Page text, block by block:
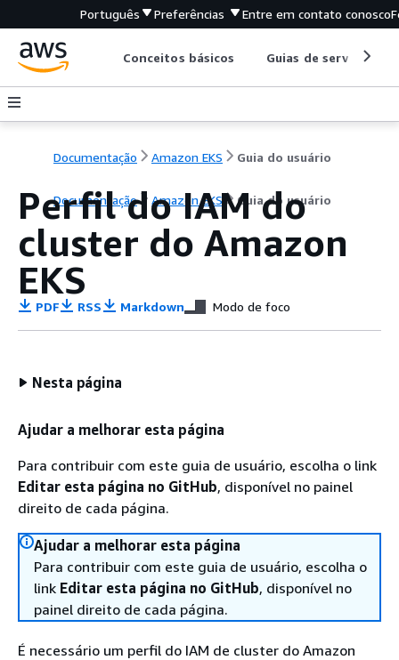
Português Preferências Entre em contato conosco
Conceitos básicos Guias de serviço
Documentação Amazon EKS Guia do usuário
Documentação Amazon EKS Guia do usuário
Perfil do IAM do
cluster do Amazon
EKS
PDF RSS Markdown Modo de foco
Nesta página
Ajudar a melhorar esta página
Para contribuir com este guia de usuário, escolha o link
Editar esta página no GitHub, disponível no painel
direito de cada página.
Ajudar a melhorar esta página
Para contribuir com este guia de usuário, escolha o
link Editar esta página no GitHub, disponível no
painel direito de cada página.
É necessário um perfil do IAM de cluster do Amazon